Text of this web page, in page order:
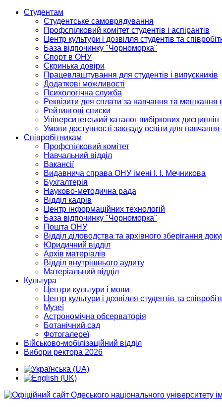
Студентам
Студентське самоврядування
Профспілковий комітет студентів і аспірантів
Центр культури і дозвілля студентів та
База відпочинку "Чорноморка"
Спорт в ОНУ
Скринька довіри
Працевлаштування для студентів і випускників
Додаткові можливості
Психологічна служба
Реквізити для сплати за навчання та мешкання
Рейтингові списки
Університетський каталог вибіркових дисциплін
Умови доступності закладу освіти для
Співробітникам
Профспілковий комітет
Навчальний відділ
Вакансії
Видавнича справа ОНУ імені І. І. Мечникова
Бухгалтерія
Науково-методична рада
Відділ кадрів
Центр інформаційних технологій
База відпочинку "Чорноморка"
Пошта ОНУ
Відділ діловодства та архівного зберігання
Юридичний відділ
Архів матеріалів
Відділ внутрішнього аудиту
Матеріальний відділ
Культура
Центри культури і мови
Центр культури і дозвілля студентів та
Музеї
Астрономічна обсерваторія
Ботанічний сад
Фотогалереї
Військово-мобілізаційний відділ
Вибори ректора 2026